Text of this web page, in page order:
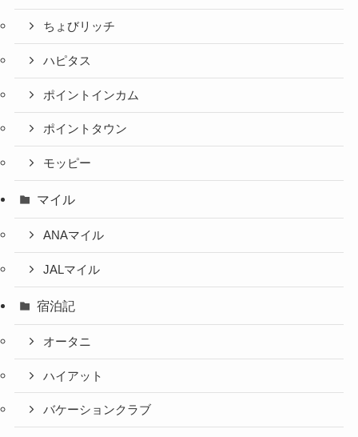
ちょびリッチ
ハピタス
ポイントインカム
ポイントタウン
モッピー
マイル
ANAマイル
JALマイル
宿泊記
オータニ
ハイアット
バケーションクラブ